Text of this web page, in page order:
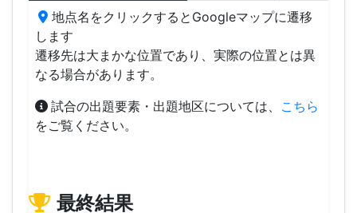
地点名をクリックするとGoogleマップに遷移
します
遷移先は大まかな位置であり、実際の位置とは異
なる場合があります。
試合の出題要素・出題地区については、 こちら
をご覧ください。
最終結果